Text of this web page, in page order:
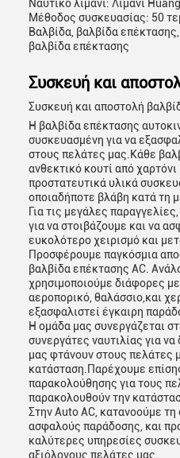
Ναυτικό λιμάνι: Λιμάνι
Μέθοδος συσκευασίας: 50
Βαλβίδα, βαλβίδα
βαλβίδα επέκτασης
Συσκευή και
Συσκευή και αποστολή
Η βαλβίδα επέκτασης
συσκευασμένη για να
στους πελάτες μας.Κάθε
ανθεκτικό κουτί από
προστατευτικά υλικά
οποιαδήποτε βλάβη κατά τη
Για τις μεγάλες
για να στοιβάζουμε και να
ευκολότερο χειρισμό και
Προσφέρουμε παγκόσμια
βαλβίδα επέκτασης AC.
χρησιμοποιούμε διάφορες
αεροπορικό, θαλάσσιο,και
εξασφαλιστεί έγκαιρη
Η ομάδα μας συνεργάζεται
συνεργάτες ναυτιλίας για να
μας φτάνουν στους πελάτες
κατάσταση.Παρέχουμε
παρακολούθησης για τους
παρακολουθούν την
Στην Auto AC, κατανοούμε τη
ασφαλούς παράδοσης, και
καλύτερες υπηρεσίες
αξιόλογους πελάτες μας.